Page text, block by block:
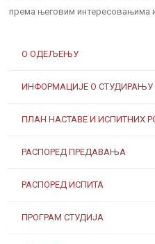
О ОДЕЉЕЊУ
ИНФОРМАЦИЈЕ О СТУДИРАЊУ
ПЛАН НАСТАВЕ И ИСПИТНИХ
РАСПОРЕД ПРЕДАВАЊА
РАСПОРЕД ИСПИТА
ПРОГРАМ СТУДИЈА
према његовим интересовањима